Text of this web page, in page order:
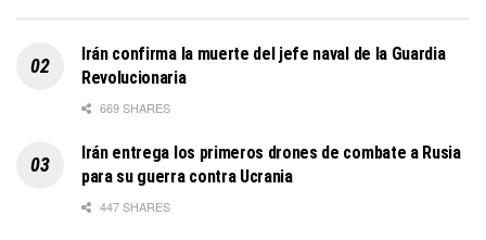
Irán confirma la muerte del jefe naval de la Guardia
Revolucionaria
669 SHARES
Irán entrega los primeros drones de combate a Rusia
para su guerra contra Ucrania
447 SHARES